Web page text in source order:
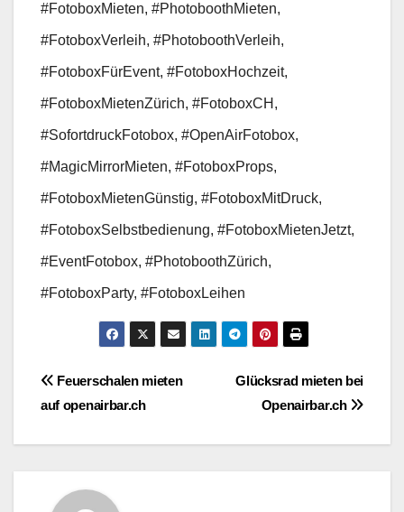
#FotoboxMieten, #PhotoboothMieten,
#FotoboxVerleih, #PhotoboothVerleih,
#FotoboxFürEvent, #FotoboxHochzeit,
#FotoboxMietenZürich, #FotoboxCH,
#SofortdruckFotobox, #OpenAirFotobox,
#MagicMirrorMieten, #FotoboxProps,
#FotoboxMietenGünstig, #FotoboxMitDruck,
#FotoboxSelbstbedienung, #FotoboxMietenJetzt,
#EventFotobox, #PhotoboothZürich,
#FotoboxParty, #FotoboxLeihen
BeitragsnavigationGlücksrad mieten bei
Openairbar.ch
Feuerschalen mieten
auf openairbar.ch